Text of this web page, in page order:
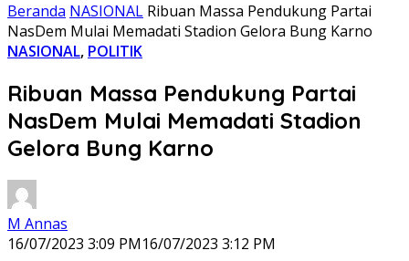
Beranda NASIONAL Ribuan Massa Pendukung Partai
NasDem Mulai Memadati Stadion Gelora Bung Karno
NASIONAL, POLITIK
Ribuan Massa Pendukung Partai
NasDem Mulai Memadati Stadion
Gelora Bung Karno
M Annas
16/07/2023 3:09 PM16/07/2023 3:12 PM